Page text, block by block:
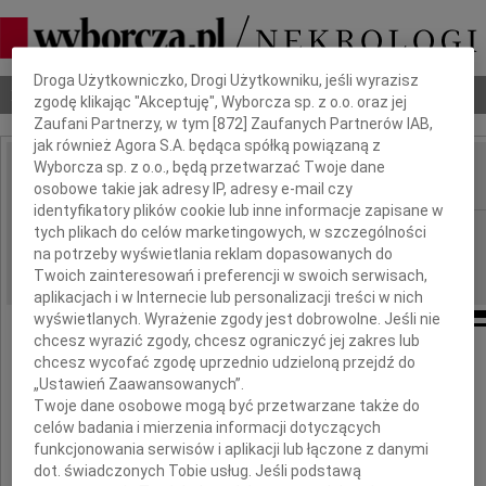
Nekrologi Odeszli Poradnik pogrzebowy
IMIĘ I NAZWISKO:
REGION: Warszawa
DATA EMISJI: 24.04.2010
Naszym drogim Przyjaciołom
Ani i Tomkowi Krawczykom
oraz
Dbamy o Twoją prywatność
Droga Użytkowniczko, Drogi Użytkowniku, jeśli wyrazisz
zgodę klikając "Akceptuję", Wyborcza sp. z o.o. oraz jej
Zaufani Partnerzy, w tym [872 ] Zaufanych Partnerów IAB,
jak również Agora S.A. będąca spółką powiązaną z
Wyborcza sp. z o.o., będą przetwarzać Twoje dane
osobowe takie jak adresy IP, adresy e-mail czy
identyfikatory plików cookie lub inne informacje zapisane w
tych plikach do celów marketingowych, w szczególności
na potrzeby wyświetlania reklam dopasowanych do
Twoich zainteresowań i preferencji w swoich serwisach,
aplikacjach i w Internecie lub personalizacji treści w nich
wyświetlanych. Wyrażenie zgody jest dobrowolne. Jeśli nie
chcesz wyrazić zgody, chcesz ograniczyć jej zakres lub
chcesz wycofać zgodę uprzednio udzieloną przejdź do
„Ustawień Zaawansowanych”.
Twoje dane osobowe mogą być przetwarzane także do
celów badania i mierzenia informacji dotyczących
funkcjonowania serwisów i aplikacji lub łączone z danymi
dot. świadczonych Tobie usług. Jeśli podstawą